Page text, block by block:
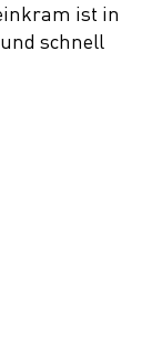
ist in
schnell